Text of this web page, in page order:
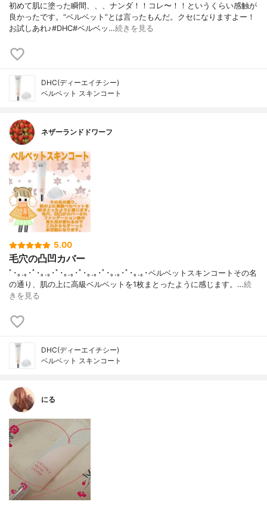
初めて肌に塗った瞬間、、、ナンダ！！コレ〜！！というくらい感触が
良かったです。“ベルベット”とは言ったもんだ。クセになりますよー！
お試しあれ♪#DHC#ベルベッ…続きを見る
DHC(ディーエイチシー)
ベルベット スキンコート
ネザーランドドワーフ
5.00
毛穴の凸凹カバー
ﾟ･｡.｡･ﾟ･｡.｡･ﾟ･｡.｡･ﾟ･｡.｡･ﾟ･｡.｡･ﾟ･｡.｡･ベルベットスキンコートその名
の通り、肌の上に高級ベルベットを1枚まとったように感じます。…続
きを見る
DHC(ディーエイチシー)
ベルベット スキンコート
にる